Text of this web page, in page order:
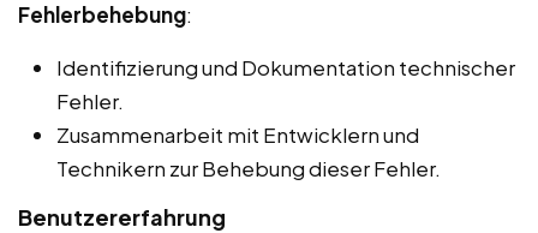
Fehlerbehebung:
Identifizierung und Dokumentation technischer
Fehler.
Zusammenarbeit mit Entwicklern und
Technikern zur Behebung dieser Fehler.
Benutzererfahrung